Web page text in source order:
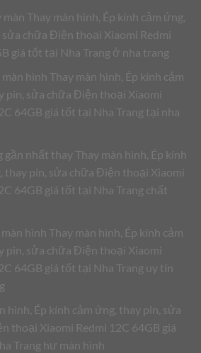
Thay màn hình, Ép kính cảm ứng,
chữa Điện thoại Xiaomi Redmi
giá tốt tại Nha Trang ở nha trang
hình Thay màn hình, Ép kính cảm
pin, sửa chữa Điện thoại Xiaomi
64GB giá tốt tại Nha Trang tại nha
gần nhất thay Thay màn hình, Ép kính
thay pin, sửa chữa Điện thoại Xiaomi
64GB giá tốt tại Nha Trang chất
hình Thay màn hình, Ép kính cảm
pin, sửa chữa Điện thoại Xiaomi
64GB giá tốt tại Nha Trang uy tín
hình, Ép kính cảm ứng, thay pin, sửa
thoại Xiaomi Redmi 12C 64GB giá
Trang hư màn hình